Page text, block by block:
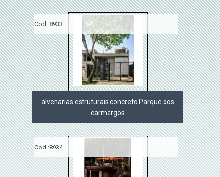
Cod.:8933
alvenarias estruturais concreto Parque dos
carmargos
Cod.:8934